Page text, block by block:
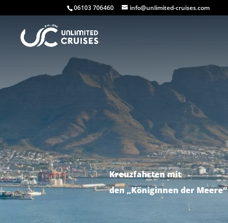
06103 706460 info@unlimited-cruises.com
Kreuzfahrten mit
den „Königinnen der Meere“